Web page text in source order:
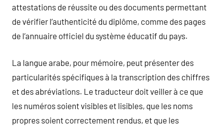
attestations de réussite ou des documents permettant
de vérifier l’authenticité du diplôme, comme des pages
de l’annuaire officiel du système éducatif du pays.
La langue arabe, pour mémoire, peut présenter des
particularités spécifiques à la transcription des chiffres
et des abréviations. Le traducteur doit veiller à ce que
les numéros soient visibles et lisibles, que les noms
propres soient correctement rendus, et que les